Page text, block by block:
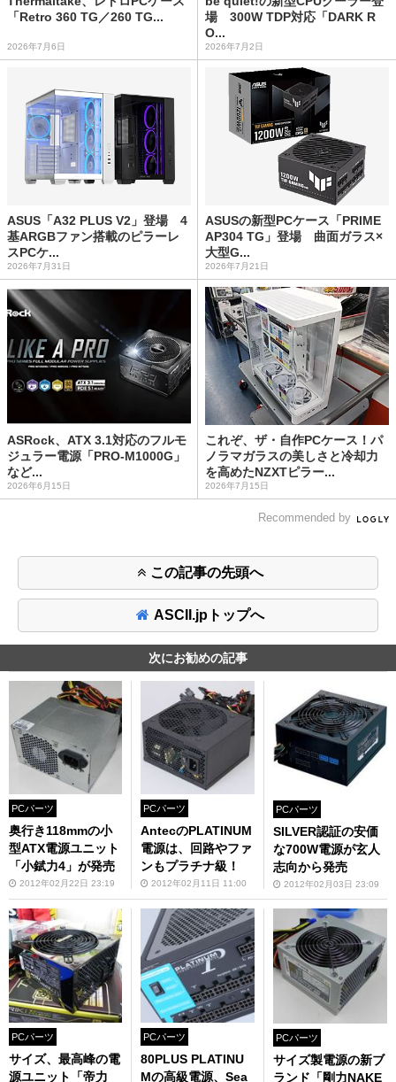
「Retro 360 TG／260 TG...
2026年7月6日
場 300W TDP対応「DARK R
O...
2026年7月2日
ASUS「A32 PLUS V2」登場 4
基ARGBファン搭載のピラーレ
スPCケ...
2026年7月31日
ASUSの新型PCケース「PRIME
AP304 TG」登場 曲面ガラス×
大型G...
2026年7月21日
ASRock、ATX 3.1対応のフルモ
ジュラー電源「PRO-M1000G」
など...
2026年6月15日
これぞ、ザ・自作PCケース！パ
ノラマガラスの美しさと冷却力
を高めたNZXTピラー...
2026年7月15日
Recommended by
この記事の先頭へ
ASCII.jpトップへ
次にお勧めの記事
PCパーツ
奥行き118mmの小
型ATX電源ユニット
「小錻力4」が発売
2012年02月22日 23:19
PCパーツ
AntecのPLATINUM
電源は、回路やファ
ンもプラチナ級！
2012年02月11日 11:00
PCパーツ
SILVER認証の安価
な700W電源が玄人
志向から発売
2012年02月03日 23:09
PCパーツ
サイズ、最高峰の電
源ユニット「帝力
PCパーツ
80PLUS PLATINU
Mの高級電源、Sea
PCパーツ
サイズ製電源の新ブ
ランド「剛力NAKE